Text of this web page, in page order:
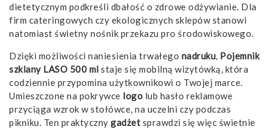
dietetycznym podkreśli dbałość o zdrowe odżywianie. Dla
firm cateringowych czy ekologicznych sklepów stanowi
natomiast świetny nośnik przekazu pro­ środowiskowego.
Dzięki możliwości naniesienia trwałego nadruku, Pojemnik
szklany LASO 500 ml staje się mobilną wizytówką, która
codziennie przypomina użytkownikowi o Twojej marce.
Umieszczone na pokrywce logo lub hasło reklamowe
przyciąga wzrok w stołówce, na uczelni czy podczas
pikniku. Ten praktyczny gadżet sprawdzi się więc świetnie